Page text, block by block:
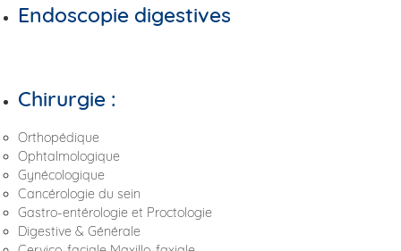
Endoscopie digestives
Chirurgie :
Orthopédique
Ophtalmologique
Gynécologique
Cancérologie du sein
Gastro-entérologie et Proctologie
Digestive & Générale